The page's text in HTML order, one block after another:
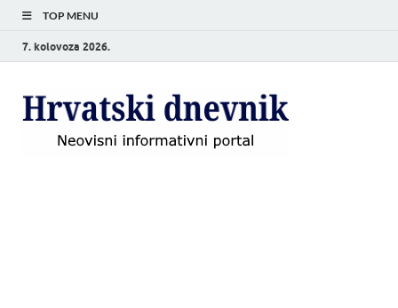
TOP MENU
7. kolovoza 2026.